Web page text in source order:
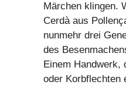
Märchen klingen.
Cerdà aus
nunmehr drei
des
Einem Handwerk,
oder Korbflechten